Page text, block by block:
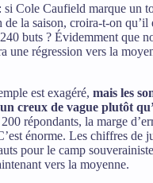
si Cole Caufield marque un
de la saison, croira-t-on qu’il
buts ? Évidemment que
une régression vers la
est exagéré, mais les
creux de vague plutôt
répondants, la marge
énorme. Les chiffres de
pour le camp
vers la moyenne.